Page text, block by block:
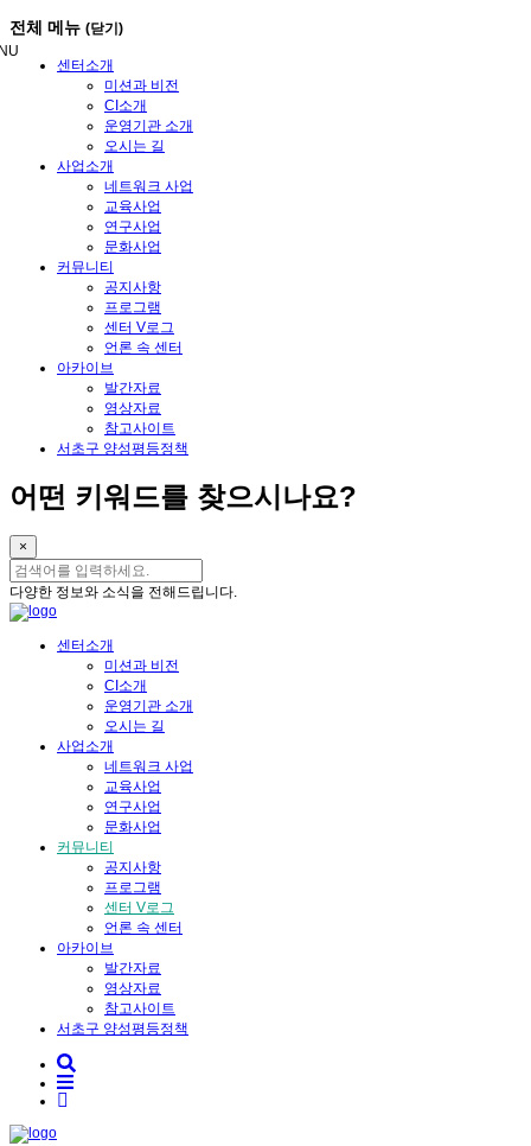
메
뉴
전체 메뉴 (닫기)
센터소개
미션과 비전
CI소개
운영기관 소개
오시는 길
사업소개
네트워크 사업
교육사업
연구사업
문화사업
커뮤니티
공지사항
프로그램
센터 V로그
언론 속 센터
아카이브
발간자료
영상자료
참고사이트
서초구 양성평등정책
어떤 키워드를 찾으시나요?
×
다양한 정보와 소식을 전해드립니다.
센터소개
미션과 비전
CI소개
운영기관 소개
오시는 길
사업소개
네트워크 사업
교육사업
연구사업
문화사업
커뮤니티
공지사항
프로그램
센터 V로그
언론 속 센터
아카이브
발간자료
영상자료
참고사이트
서초구 양성평등정책